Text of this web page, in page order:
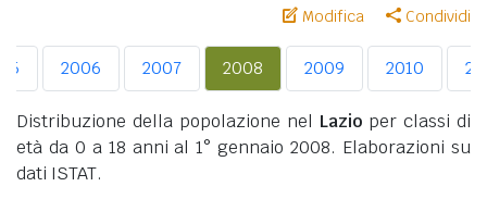
Modifica Condividi
2006 2007 2008 2009 2010
Distribuzione della popolazione nel Lazio per classi di
età da 0 a 18 anni al 1° gennaio 2008. Elaborazioni su
dati ISTAT.